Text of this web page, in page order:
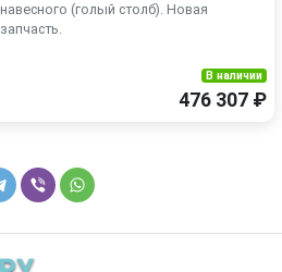
навесного (голый столб). Новая
запчасть.
В наличии
476 307 ₽